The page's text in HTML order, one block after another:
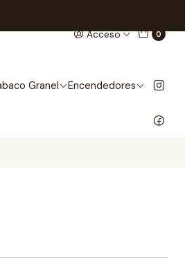
Acceso 0
Granel Encendedores